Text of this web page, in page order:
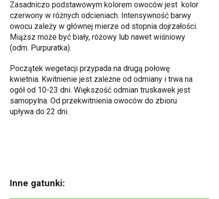
Zasadniczo podstawowym kolorem owoców jest kolor
czerwony w różnych odcieniach. Intensywność barwy
owocu zależy w głównej mierze od stopnia dojrzałości.
Miąższ może być biały, różowy lub nawet wiśniowy
(odm. Purpuratka).
Początek wegetacji przypada na drugą połowę
kwietnia. Kwitnienie jest zależne od odmiany i trwa na
ogół od 10-23 dni. Większość odmian truskawek jest
samopylna. Od przekwitnienia owoców do zbioru
upływa do 22 dni.
Inne gatunki: